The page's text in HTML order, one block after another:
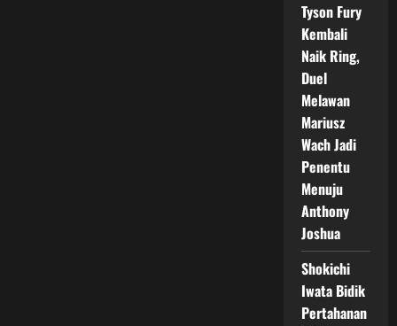
Tyson Fury
Kembali
Naik Ring,
Duel
Melawan
Mariusz
Wach Jadi
Penentu
Menuju
Anthony
Joshua
Shokichi
Iwata Bidik
Pertahanan